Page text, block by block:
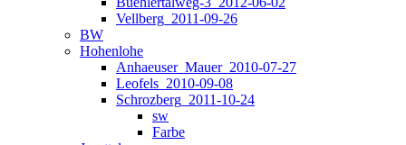
Vellberg_2011-09-26
BW
Hohenlohe
Anhaeuser_Mauer_2010-07-27
Leofels_2010-09-08
Schrozberg_2011-10-24
sw
Farbe